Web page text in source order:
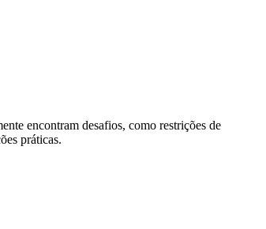
encontram desafios, como restrições de
práticas.